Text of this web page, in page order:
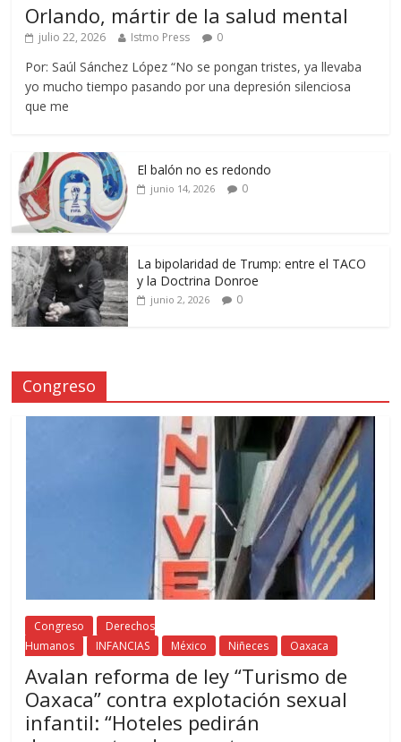
Orlando, mártir de la salud mental
julio 22, 2026 Istmo Press 0
Por: Saúl Sánchez López “No se pongan tristes, ya llevaba
yo mucho tiempo pasando por una depresión silenciosa
que me
El balón no es redondo
junio 14, 2026 0
La bipolaridad de Trump: entre el TACO
y la Doctrina Donroe
junio 2, 2026 0
Congreso
Congreso
Derechos
Humanos
INFANCIAS México Niñeces Oaxaca
Avalan reforma de ley “Turismo de
Oaxaca” contra explotación sexual
infantil: “Hoteles pedirán